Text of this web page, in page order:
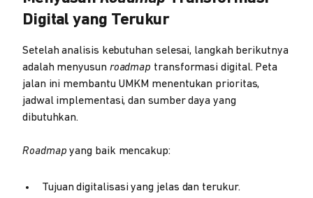
Digital yang Terukur
Setelah analisis kebutuhan selesai, langkah berikutnya
adalah menyusun roadmap transformasi digital. Peta
jalan ini membantu UMKM menentukan prioritas,
jadwal implementasi, dan sumber daya yang
dibutuhkan.
Roadmap yang baik mencakup:
Tujuan digitalisasi yang jelas dan terukur.